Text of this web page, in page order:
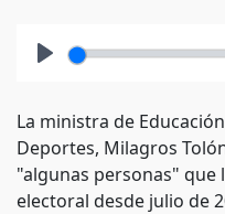
La ministra de
Deportes, Milagros
"algunas personas"
electoral desde julio de